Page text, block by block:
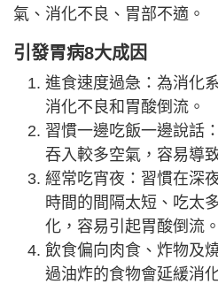
氣、消化不良、胃部不適。
引發胃病8大成因
進食速度過急：為消化
消化不良和胃酸倒流。
習慣一邊吃飯一邊說話
吞入較多空氣，容易導
經常吃宵夜：習慣在深
時間的間隔太短、吃太
化，容易引起胃酸倒流。
飲食偏向肉食、炸物及
過油炸的食物會延緩消